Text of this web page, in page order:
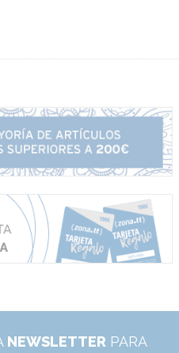
NEWSLETTER PARA